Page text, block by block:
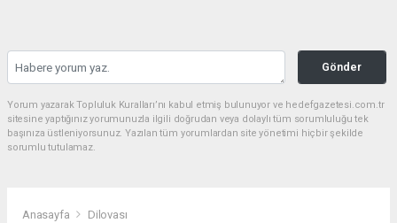
Gönder
Yorum yazarak Topluluk Kuralları’nı kabul etmiş bulunuyor ve hedefgazetesi.com.tr
sitesine yaptığınız yorumunuzla ilgili doğrudan veya dolaylı tüm sorumluluğu tek
başınıza üstleniyorsunuz. Yazılan tüm yorumlardan site yönetimi hiçbir şekilde
sorumlu tutulamaz.
Anasayfa Dilovası